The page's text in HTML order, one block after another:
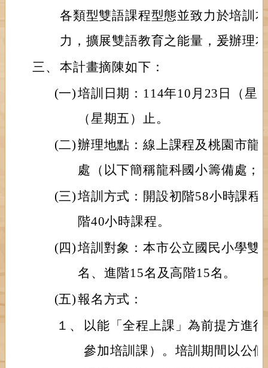
各類型雙語課程型態並致力於培訓
力，擴展雙語教育之能量，爰辦理
三、 本計畫摘陳如下：
(一)培訓日期：114年10月23日（星
（星期五）止。
(二)辦理地點：線上課程及桃園市龍
處（以下簡稱龍科國小籌備處；
(三)培訓方式：開設初階58小時課程
階40小時課程。
(四)培訓對象：本市公立國民小學雙
名、進階15名及高階15名。
(五)報名方式：
１、
以能「全程上課」為前提方進
參加培訓課）。培訓期間以公